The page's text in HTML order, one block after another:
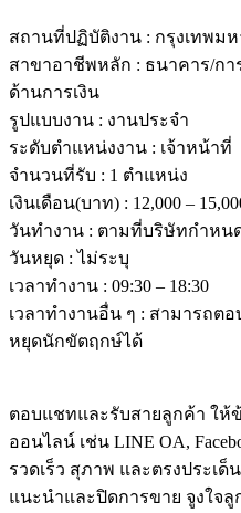
สถานที่ปฏิบัติงาน : กรุงเทพม
สาขาอาชีพหลัก : ธนาคาร/กา
ด้านการเงิน
รูปแบบงาน : งานประจำ
ระดับตำแหน่งงาน : เจ้าหน้าที่
จำนวนที่รับ : 1 ตำแหน่ง
เงินเดือน(บาท) : 12,000 –
วันทำงาน : ตามที่บริษัทกำหน
วันหยุด : ไม่ระบุ
เวลาทำงาน : 09:30 – 18:30
เวลาทำงานอื่น ๆ : สามารถต
หยุดนักขัตฤกษ์ได้
ตอบแชทและรับสายลูกค้า ให้
ออนไลน์ เช่น LINE OA,
รวดเร็ว สุภาพ และตรงประเด็น
แนะนำและปิดการขาย จูงใจ